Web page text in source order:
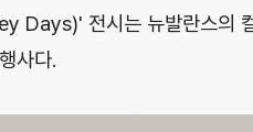
Days)' 전시는 뉴발란스의
사다.